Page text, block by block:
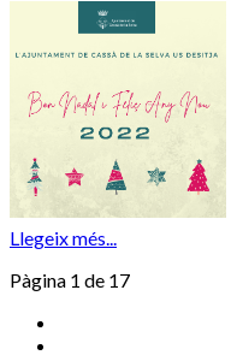
Llegeix més...
Pàgina 1 de 17